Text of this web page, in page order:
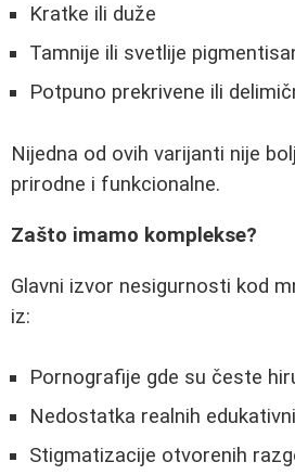
Kratke ili duže
Tamnije ili svetlije
Potpuno prekrivene ili
Nijedna od ovih varijanti nije
prirodne i funkcionalne.
Zašto imamo komplekse?
Glavni izvor nesigurnosti kod
iz:
Pornografije gde su česte
Nedostatka realnih
Stigmatizacije otvorenih